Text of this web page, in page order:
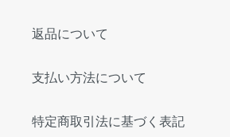
返品について
支払い方法について
特定商取引法に基づく表記